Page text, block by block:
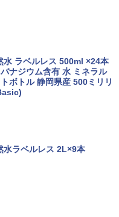
店共通特典イラスト
P31i ホワイト
feat. Flo Milli, ATL Jacob
ラベルレス 500ml ×24本
ナジウム含有 水 ミネラル
ボトル 静岡県産 500ミリリ
ラベルレス 2L×9本